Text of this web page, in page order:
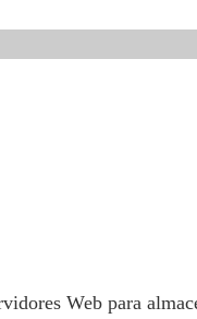
Web para